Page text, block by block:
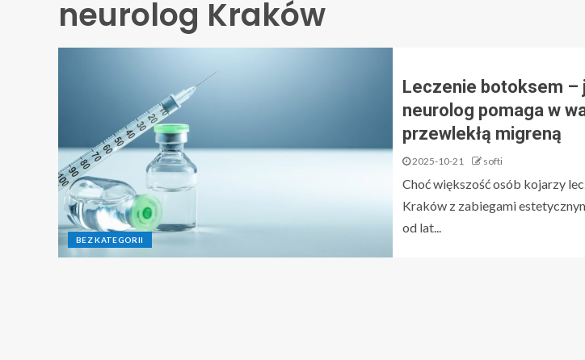
neurolog Kraków
BEZ KATEGORII
Leczenie botoksem –
neurolog pomaga w
przewlekłą migreną
2025-10-21 softi
Choć większość osób kojarzy
Kraków z zabiegami
od lat...